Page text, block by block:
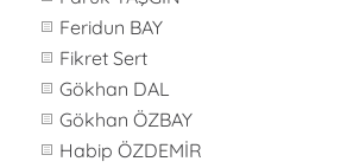
Feridun BAY
Fikret Sert
Gökhan DAL
Gökhan ÖZBAY
Habip ÖZDEMİR